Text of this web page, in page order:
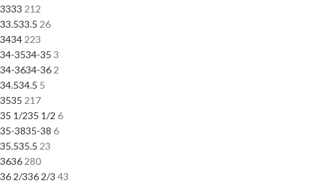
3333 212
33.533.5 26
3434 223
34-3534-35 3
34-3634-36 2
34.534.5 5
3535 217
35 1/235 1/2 6
35-3835-38 6
35.535.5 23
3636 280
36 2/336 2/3 43